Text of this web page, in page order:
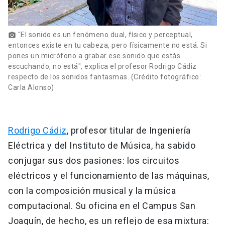
photo_camera "El sonido es un fenómeno dual, físico y perceptual,
entonces existe en tu cabeza, pero físicamente no está. Si
pones un micrófono a grabar ese sonido que estás
escuchando, no está", explica el profesor Rodrigo Cádiz
respecto de los sonidos fantasmas. (Crédito fotográfico:
Carla Alonso)
Rodrigo Cádiz, profesor titular de Ingeniería
Eléctrica y del Instituto de Música, ha sabido
conjugar sus dos pasiones: los circuitos
eléctricos y el funcionamiento de las máquinas,
con la composición musical y la música
computacional. Su oficina en el Campus San
Joaquín, de hecho, es un reflejo de esa mixtura: